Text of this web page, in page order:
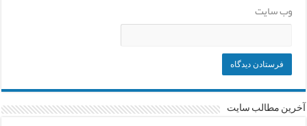
وب‌ سایت
آخرین مطالب سایت